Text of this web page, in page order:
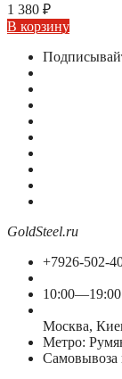
1 380 ₽
В корзину
GoldSteel.ru
+7926-502-
10:00—19:00
Москва,
Метро:
Самовывоза